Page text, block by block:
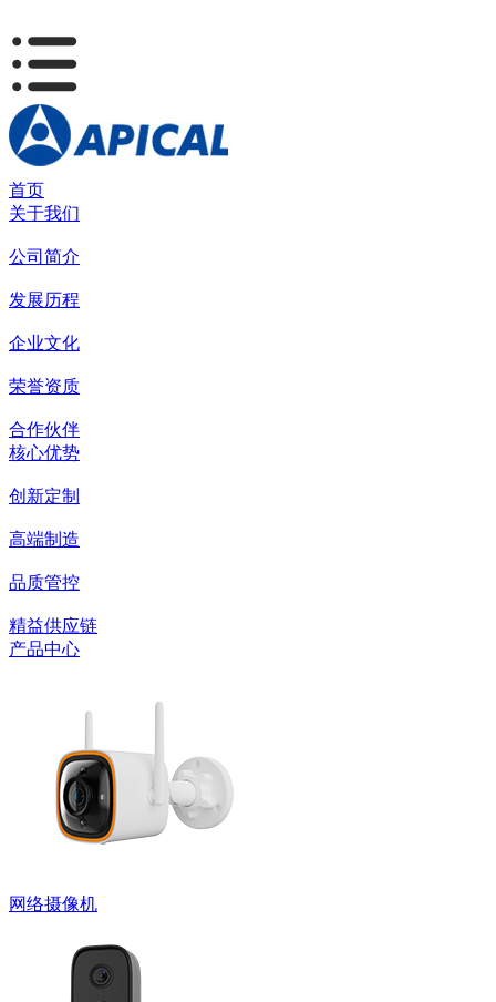
首页
关于我们
公司简介
发展历程
企业文化
荣誉资质
合作伙伴
核心优势
创新定制
高端制造
品质管控
精益供应链
产品中心
网络摄像机